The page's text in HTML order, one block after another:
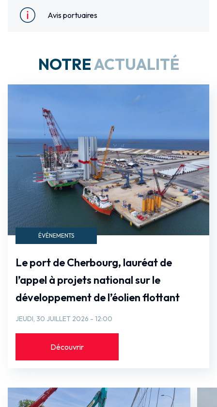
Avis portuaires
NOTREACTUALITÉ
ÉVÉNEMENTS
Le port de Cherbourg, lauréat de
l’appel à projets national sur le
développement de l’éolien flottant
JEUDI, 30 JUILLET 2026 - 12:00
Découvrir